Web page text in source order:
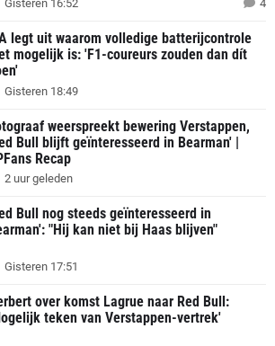
Gisteren 16:52 4
legt uit waarom volledige batterijcontrole
mogelijk is: 'F1-coureurs zouden dan dít
Gisteren 18:49
weerspreekt bewering Verstappen,
Bull blijft geïnteresseerd in Bearman' |
Recap
2 uur geleden
Bull nog steeds geïnteresseerd in
"Hij kan niet bij Haas blijven"
Gisteren 17:51
over komst Lagrue naar Red Bull:
teken van Verstappen-vertrek'